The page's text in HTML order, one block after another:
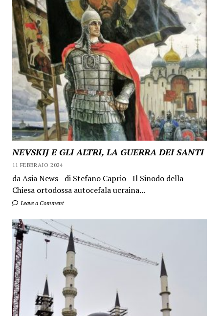
NEVSKIJ E GLI ALTRI, LA GUERRA DEI SANTI
11 FEBBRAIO 2024
da Asia News - di Stefano Caprio - Il Sinodo della
Chiesa ortodossa autocefala ucraina...
Leave a Comment